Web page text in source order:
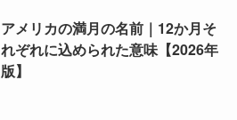
アメリカの満月の名前｜12か月そ
れぞれに込められた意味【2026年
版】